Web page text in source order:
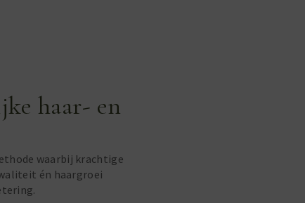
haar- en
waarbij krachtige
én haargroei